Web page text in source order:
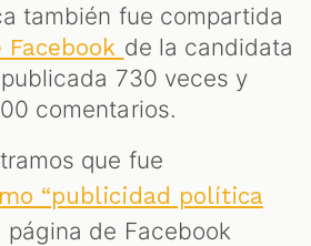
también fue compartida
de la candidata
730 veces y
comentarios.
que fue
“publicidad política
página de Facebook